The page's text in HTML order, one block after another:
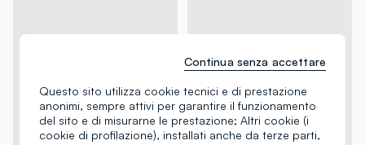
Questo sito utilizza cookie tecnici e di prestazione
anonimi, sempre attivi per garantire il funzionamento
del sito e di misurarne le prestazione; Altri cookie (i
cookie di profilazione), installati anche da terze parti,
Continua senza accettare